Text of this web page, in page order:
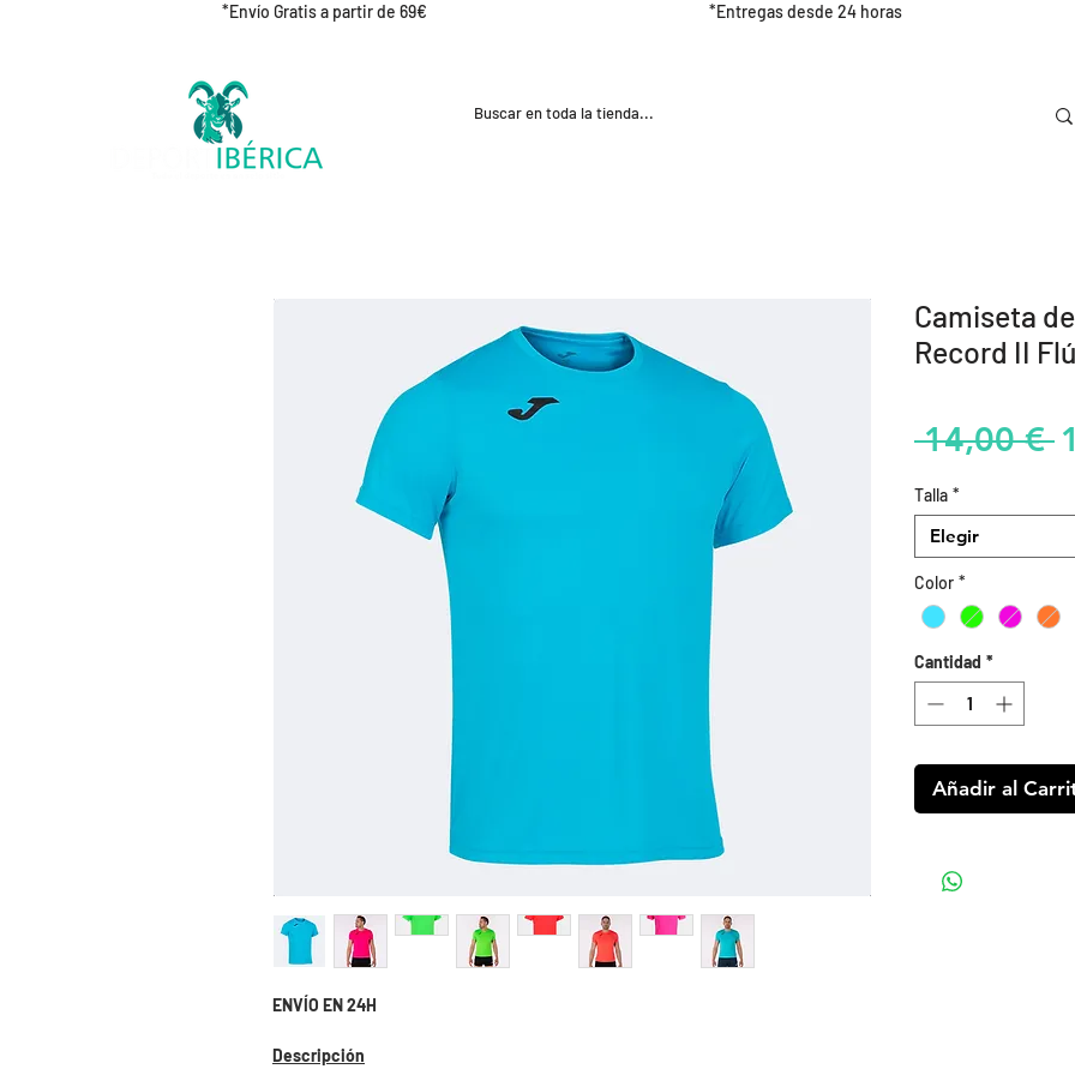
*Envío Gratis a partir de 69€ *Entregas desde 24 horas
ENVÍO EN 24H
Descripción
Camiseta
Record II
14,00 €
Talla *
Elegir
Color *
Cantidad *
Añadir al